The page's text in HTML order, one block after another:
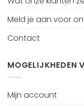
Meld je aan voor
Contact
MOGELIJKHEDEN
Mijn account